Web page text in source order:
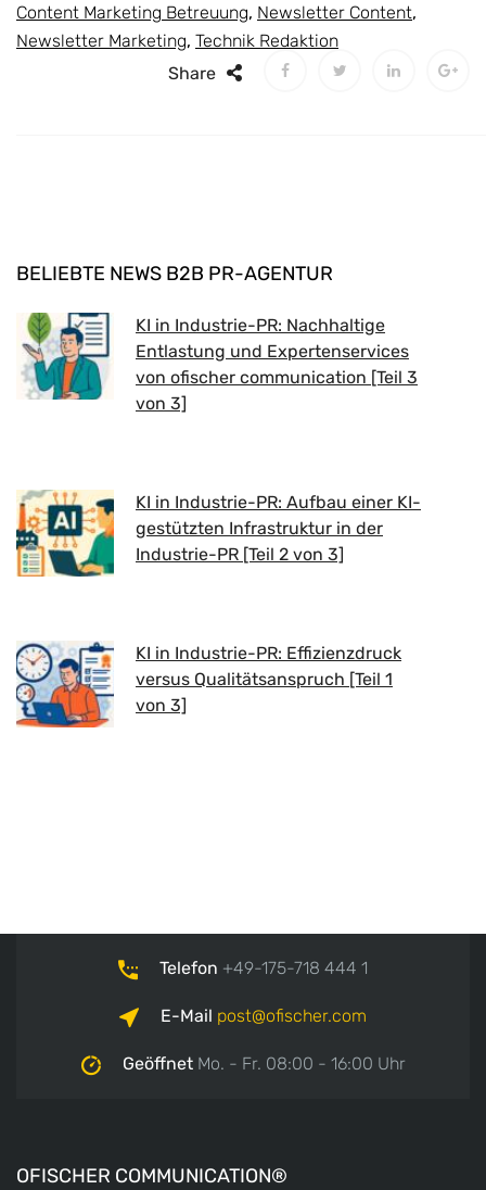
Content Marketing Betreuung, Newsletter Content,
Newsletter Marketing, Technik Redaktion
Share
BELIEBTE NEWS B2B PR-AGENTUR
KI in Industrie-PR: Nachhaltige
Entlastung und Expertenservices
von ofischer communication [Teil 3
von 3]
KI in Industrie-PR: Aufbau einer KI-
gestützten Infrastruktur in der
Industrie-PR [Teil 2 von 3]
KI in Industrie-PR: Effizienzdruck
versus Qualitätsanspruch [Teil 1
von 3]
Telefon +49-175-718 444 1
E-Mail post ofischer.com
GeöffnetMo. - Fr. 08:00 - 16:00 Uhr
OFISCHER COMMUNICATION®